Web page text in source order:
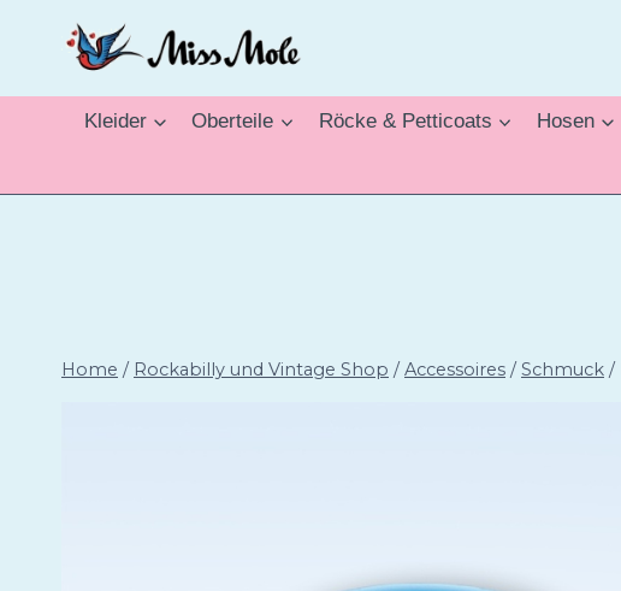
Kleider Oberteile Röcke & Petticoats Hosen
Home / Rockabilly und Vintage Shop / Accessoires / Schmuck /